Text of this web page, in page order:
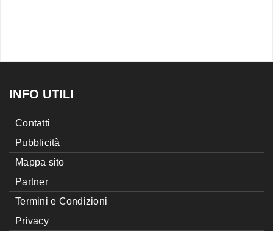
INFO UTILI
Contatti
Pubblicità
Mappa sito
Partner
Termini e Condizioni
Privacy